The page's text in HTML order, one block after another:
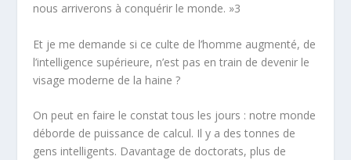
nous arriverons à conquérir le monde. »3
Et je me demande si ce culte de l’homme augmenté, de
l’intelligence supérieure, n’est pas en train de devenir le
visage moderne de la haine ?
On peut en faire le constat tous les jours : notre monde
déborde de puissance de calcul. Il y a des tonnes de
gens intelligents. Davantage de doctorats, plus de